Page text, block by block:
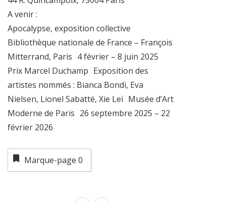
A venir :
Apocalypse, exposition collective
Bibliothèque nationale de France – François
Mitterrand, Paris 4 février – 8 juin 2025
Prix Marcel Duchamp Exposition des
artistes nommés : Bianca Bondi, Eva
Nielsen, Lionel Sabatté, Xie Lei Musée d’Art
Moderne de Paris 26 septembre 2025 – 22
février 2026
Marque-page 0